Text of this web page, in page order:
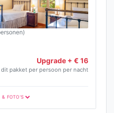
Upgrade + € 16
dit pakket per persoon per nacht
& FOTO'S